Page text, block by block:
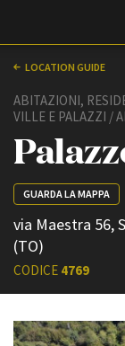
ABOUT
Storia della
LOCATION GUIDE
ABITAZIONI,
VILLE E PALAZZI /
GUARDA LA MAPPA
via Maestra 56,
(TO)
CODICE 4769